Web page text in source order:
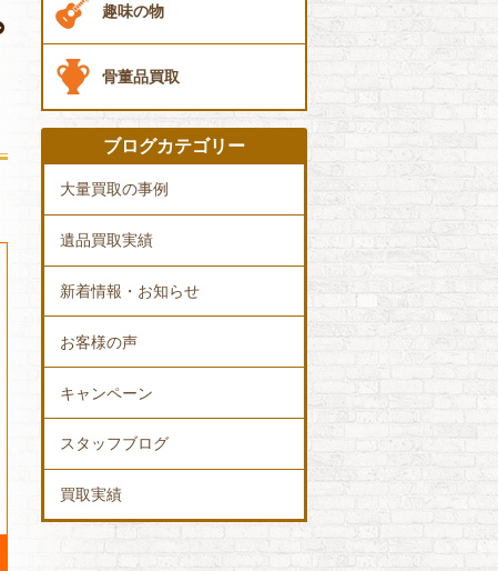
趣味の物
骨董品買取
ブログカテゴリー
大量買取の事例
遺品買取実績
新着情報・お知らせ
お客様の声
キャンペーン
スタッフブログ
買取実績